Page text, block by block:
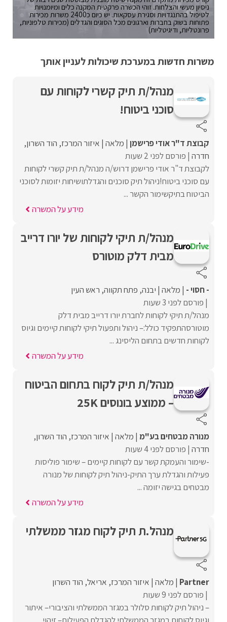
ניסיון מעשי והצלחות. זוהי הכשרה פרקטית המקנה כלים ומיומנויות
לטיפול בהתנגדויות וסגירת עסקאות. יש כיום כ2400 משרות מכירות
פתוחות בשוק בחברות וארגונים מכל הסוגים והגדלים (מכירות טלפוניות,
פרונטליות, ודיגיטליות)
משרות חדשות במערכת שיכולות לעניין אותך
מנהל/ת תיק קשרי לקוחות עם
סוכני ביטוח!
קבוצת ד"ר אודי פרישמן מלאה איזור המרכז הוד השרון
חדרה פורסם לפני 2 שעות
לקבוצת ד"ר אודי פרישמן דרוש/ה מנהל/ת תיק קשרי לקוחות
עם סוכני ביטוח!ניהול תיק סוכנים והגדלתושיחות יזומות לסוכני
הביטוח בתיקשימור הקשר ...
מידע על המשרה
מנהל/ת תיקי לקוחות של יורו דרייב
מבית דלק מוטורס
- חסוי - מלאה יבנה פתח תקווה ראש העין
פורסם לפני 3 שעות
מנהל/ת תיקי לקוחות לחברת יורו דרייב מבית דלק
מוטורסהתפקיד כולל:– ניהול ותפעול תיקי לקוחות קיימים וגיוס
לקוחות חדשים בתחום הליסינג ...
מידע על המשרה
מנהל/ת תיק לקוח בתחום הביטוח
– ממוצע בונוסים 25K
מנורה מבטחים בע"מ מלאה איזור המרכז הוד השרון
חדרה פורסם לפני 4 שעות
-שימור והעמקת קשר עם לקוחות קיימים – שימור פוליסות
פעילות והגדלת ערך התיק-ניהול תיק לקוחות של מנורה
מבטחים בגישה יזומה ...
מידע על המשרה
מנהל.ת תיק לקוח מגזר ממשלתי
Partner מלאה איזור המרכז אריאל הוד השרון
פורסם לפני 9 שעות
– ניהול תיק לקוחות סלולר במגזר הממשלתי והציבורי– איתור
וגיוס לקוחות במגזר הממשלתי להגדלת הפעילות– זיהוי